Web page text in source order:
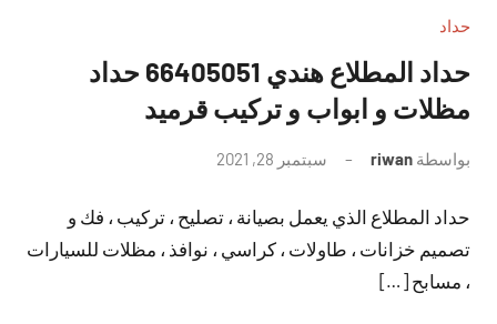
حداد
حداد المطلاع هندي 66405051 حداد
مظلات و ابواب و تركيب قرميد
بواسطة riwan سبتمبر 28, 2021
تعليقات
حداد المطلاع الذي يعمل بصيانة ، تصليح ، تركيب ، فك و
تصميم خزانات ، طاولات ، كراسي ، نوافذ ، مظلات للسيارات
، مسابح […]